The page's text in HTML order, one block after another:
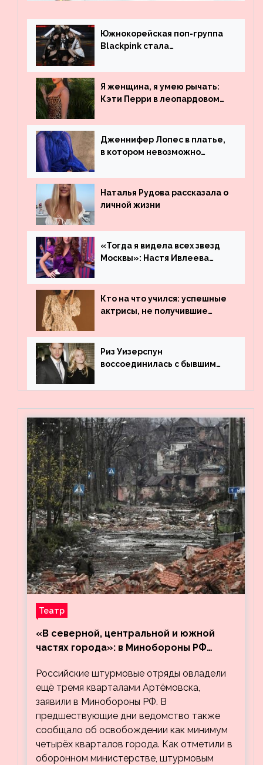
Южнокорейская поп-группа
Blackpink стала
просмотрам на YouTube. Они
обогнали даже Джастина
Бибера
Я женщина, я умею рычать:
Кэти Перри в леопардовом
Дженнифер Лопес в платье,
в котором невозможно
Наталья Рудова рассказала о
личной жизни
«Тогда я видела всех звезд
Москвы»: Настя Ивлеева
популярности и выложила
архивные фото
Кто на что учился: успешные
актрисы, не получившие
Риз Уизерспун
воссоединилась с бывшим
Театр
«В северной, центральной и южной
частях города»: в Минобороны РФ
кварталов Артёмовска
Российские штурмовые отряды овладели
ещё тремя кварталами Артёмовска,
заявили в Минобороны РФ. В
предшествующие дни ведомство также
сообщало об освобождении как минимум
четырёх кварталов города. Как отметили в
оборонном министерстве, штурмовым